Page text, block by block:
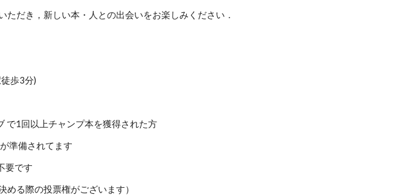
だき，新しい本・人との出会いをお楽しみください．
歩3分)
で1回以上チャンプ本を獲得された方
準備されてます
要です
める際の投票権がございます）